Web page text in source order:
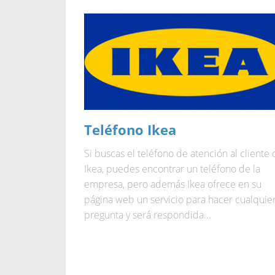
Teléfono Ikea
Si buscas el teléfono de atención al cliente
Ikea, puedes encontrar un teléfono de la
empresa, pero además Ikea ofrece en su
página web un servicio para hacer
pregunta y será respondida...